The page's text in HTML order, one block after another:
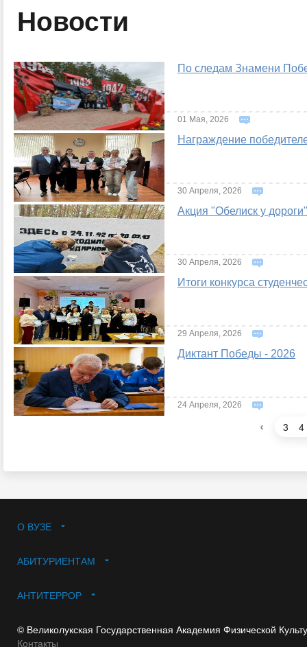
Новости
По следам Знамени
01 Мая, 2026
Награждение
30 Апреля, 2026
Акция "Обелиск у
30 Апреля, 2026
Итоги конкурса
29 Апреля, 2026
Диктант Победы - 2026
24 Апреля, 2026
‹ 3 4
О ВУЗЕ
АБИТУРИЕНТАМ
АНТИТЕРРОР
© Великолукская Государственная Академия Физической
Контакты